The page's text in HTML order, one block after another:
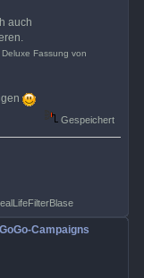
auch
Fassung von
Gespeichert
Campaigns